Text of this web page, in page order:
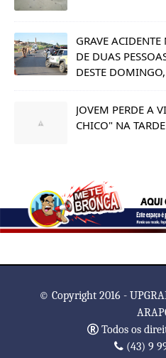
GRAVE
DE DUAS
DESTE
JOVEM PERDE A
CHICO" NA
© Copyright 2016 -
Todos os
(43) 9